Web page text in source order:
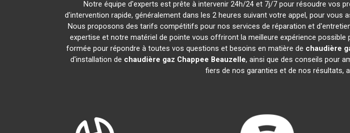
Notre équipe d'experts est prête à intervenir 24h/24 et 7j/7 pour résoudre vos
d'intervention rapide, généralement dans les 2 heures suivant votre appel, pour vous
Nous proposons des tarifs compétitifs pour nos services de réparation et
expertise et notre matériel de pointe vous offriront la meilleure expérience possible
formée pour répondre à toutes vos questions et besoins en matière de chaudière
d'installation de chaudière gaz Chappee Beauzelle, ainsi que des conseils pour
fiers de nos garanties et de nos résultats,